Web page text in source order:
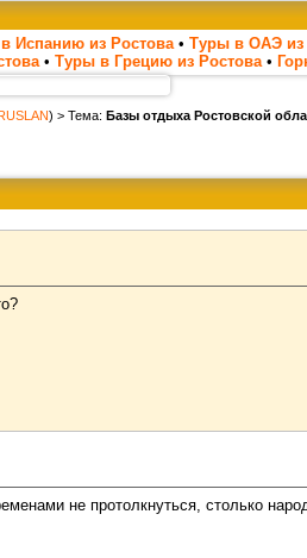
Испанию из Ростова • Туры в ОАЭ из
• Туры в Грецию из Ростова •
RUSLAN) > Тема: Базы отдыха Ростовской
не протолкнуться, столько